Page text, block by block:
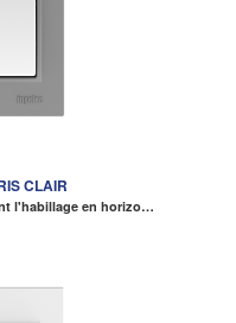
CLAIR
l'habillage en horizo…